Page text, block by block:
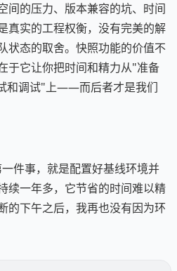
间的压力、版本兼容的坑、时间
真实的工程权衡，没有完美的解
状态的取舍。快照功能的价值不
于它让你把时间和精力从"准备
和调试"上——而后者才是我们
件事，就是配置好基线环境并
续一年多，它节省的时间难以精
的下午之后，我再也没有因为环